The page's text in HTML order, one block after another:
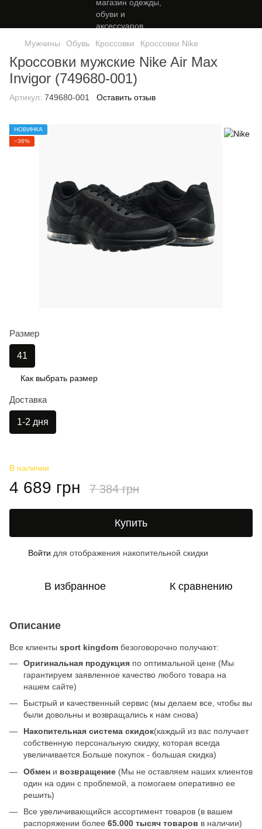
Мужчины Обувь Кроссовки Кроссовки Nike
Кроссовки мужские Nike Air Max
Invigor (749680-001)
Артикул: 749680-001 Оставить отзыв
НОВИНКА
−36%
Размер
41
Как выбрать размер
Доставка
1-2 дня
В наличии
4 689 грн 7 384 грн
Купить
Войти для отображения накопительной скидки
В избранное К сравнению
Описание
Все клиенты sport kingdom безоговорочно получают:
Оригинальная продукция по оптимальной цене (Мы
гарантируем заявленное качество любого товара на
нашем сайте)
Быстрый и качественный сервис (мы делаем все, чтобы вы
были довольны и возвращались к нам снова)
Накопительная система скидок(каждый из вас получает
собственную персональную скидку, которая всегда
увеличивается.Больше покупок - большая скидка)
Обмен и возвращение (Мы не оставляем наших клиентов
один на один с проблемой, а помогаем оперативно ее
решить)
Все увеличивающийся ассортимент товаров (в вашем
распоряжении более 65.000 тысяч товаров в наличии)